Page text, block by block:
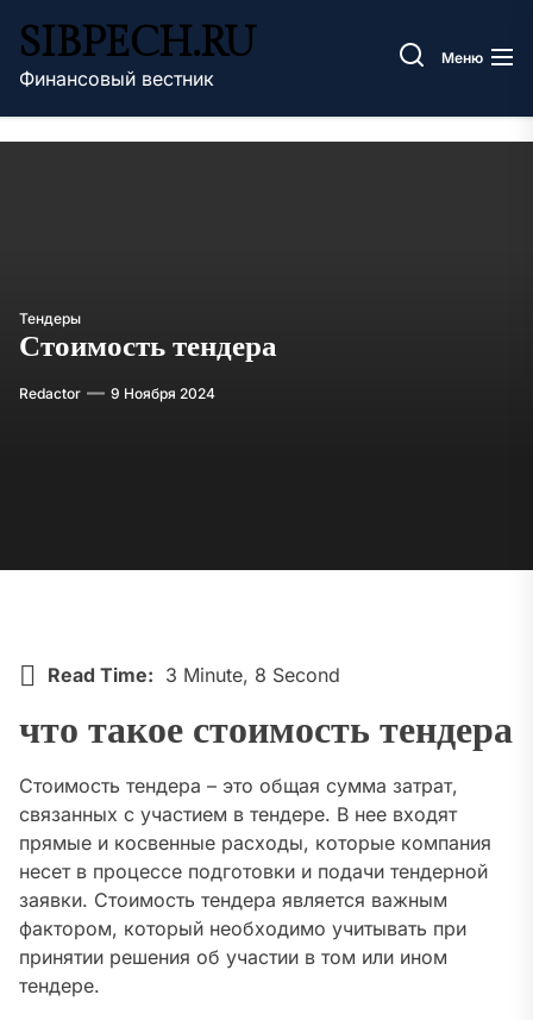
содержимому
SIBPECH.RU
Финансовый вестник
Меню
Тендеры
Стоимость тендера
Redactor 9 Ноября 2024
Read Time: 3 Minute, 8 Second
что такое стоимость тендера
Стоимость тендера – это общая сумма затрат,
связанных с участием в тендере. В нее входят
прямые и косвенные расходы, которые компания
несет в процессе подготовки и подачи тендерной
заявки. Стоимость тендера является важным
фактором, который необходимо учитывать при
принятии решения об участии в том или ином
тендере.